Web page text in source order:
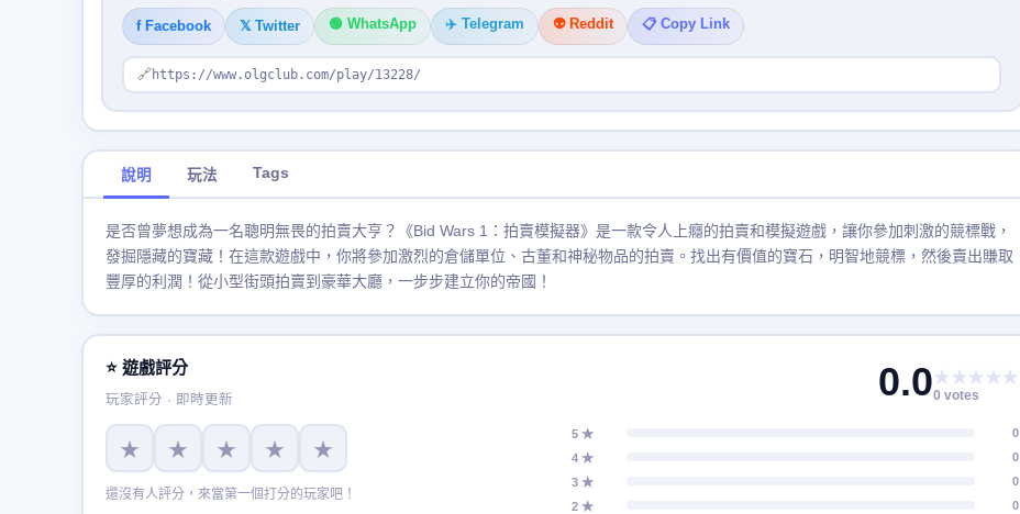
f Facebook 𝕏 Twitter 🟢 WhatsApp ✈️ Telegram 👽 Reddit 📋 Copy Link
🔗 https://www.olgclub.com/play/13228/
說明 玩法 Tags
是否曾夢想成為一名聰明無畏的拍賣大亨？《Bid Wars 1：拍賣模擬器》是一款令人上癮的拍賣和模擬遊戲，讓你參加刺激的競標戰，
發掘隱藏的寶藏！在這款遊戲中，你將參加激烈的倉儲單位、古董和神秘物品的拍賣。找出有價值的寶石，明智地競標，然後賣出賺取
豐厚的利潤！從小型街頭拍賣到豪華大廳，一步步建立你的帝國！
⭐ 遊戲評分
玩家評分 · 即時更新 0.0★★★★★
0 votes
★ ★ ★ ★ ★
還沒有人評分，來當第一個打分的玩家吧！
5 ★
0
4 ★
0
3 ★
0
2 ★
0